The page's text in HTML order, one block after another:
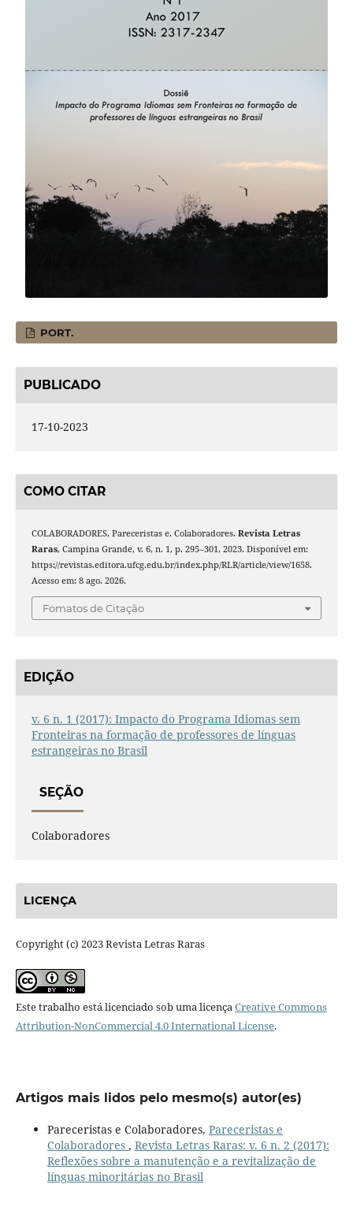
PORT.
PUBLICADO
17-10-2023
COMO CITAR
COLABORADORES, Pareceristas e. Colaboradores. Revista Letras
Raras, Campina Grande, v. 6, n. 1, p. 295–301, 2023. Disponível em:
https://revistas.editora.ufcg.edu.br/index.php/RLR/article/view/1658.
Acesso em: 8 ago. 2026.
Fomatos de Citação
EDIÇÃO
v. 6 n. 1 (2017): Impacto do Programa Idiomas sem
Fronteiras na formação de professores de línguas
estrangeiras no Brasil
SEÇÃO
Colaboradores
LICENÇA
Copyright (c) 2023 Revista Letras Raras
Este trabalho está licenciado sob uma licençaCreative Commons
Attribution-NonCommercial 4.0 International License.
Artigos mais lidos pelo mesmo(s) autor(es)
Pareceristas e Colaboradores, Pareceristas e
Colaboradores , Revista Letras Raras: v. 6 n. 2 (2017):
Reflexões sobre a manutenção e a revitalização de
línguas minoritárias no Brasil